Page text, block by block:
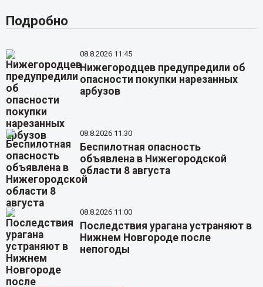
Подробно
08.8.2026 11:45
Нижегородцев предупредили об
опасности покупки нарезанных
арбузов
08.8.2026 11:30
Беспилотная опасность
объявлена в Нижегородской
области 8 августа
08.8.2026 11:00
Последствия урагана устраняют в
Нижнем Новгороде после
непогоды